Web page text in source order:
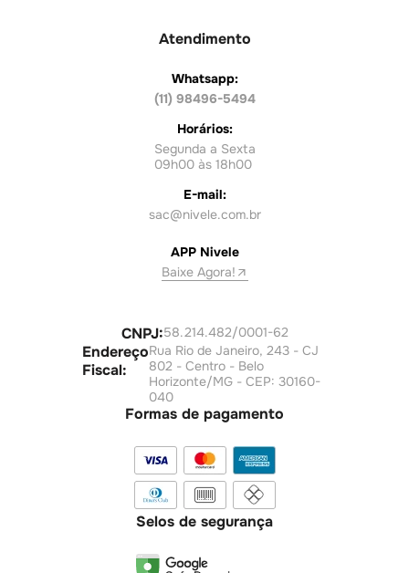
Atendimento
Whatsapp:
(11) 98496-5494
Horários:
Segunda a Sexta
09h00 às 18h00
E-mail:
sac@nivele.com.br
APP Nivele
Baixe Agora!
CNPJ:58.214.482/0001-62
Endereço
Fiscal:
Rua Rio de Janeiro, 243 - CJ
802 - Centro - Belo
Horizonte/MG - CEP: 30160-
040
Formas de pagamento
Selos de segurança